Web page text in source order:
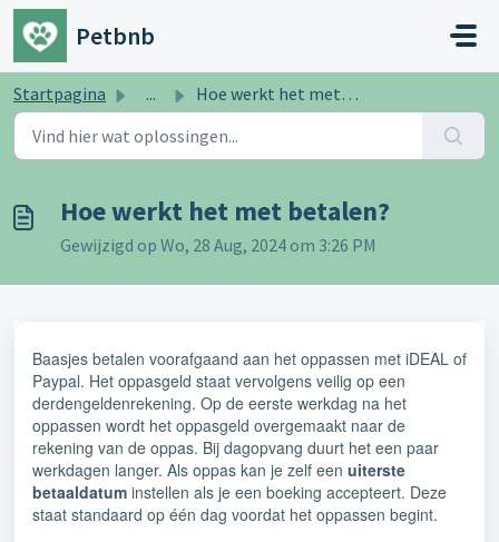
Doorgaan naar hoofdinhoud
Petbnb
Startpagina ... Hoe werkt het met betalen?
Hoe werkt het met betalen?
Gewijzigd op Wo, 28 Aug, 2024 om 3:26 PM
Baasjes betalen voorafgaand aan het oppassen met iDEAL of
Paypal. Het oppasgeld staat vervolgens veilig op een
derdengeldenrekening. Op de eerste werkdag na het
oppassen wordt het oppasgeld overgemaakt naar de
rekening van de oppas. Bij dagopvang duurt het een paar
werkdagen langer. Als oppas kan je zelf een uiterste
betaaldatum instellen als je een boeking accepteert. Deze
staat standaard op één dag voordat het oppassen begint.